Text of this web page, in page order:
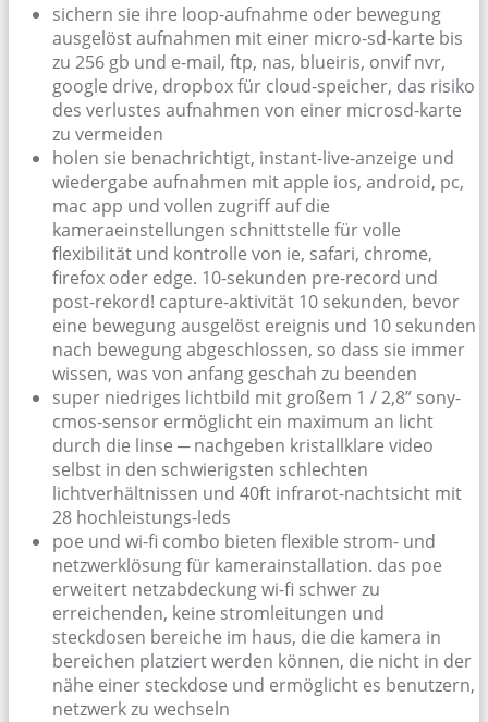
sichern sie ihre loop-aufnahme oder bewegung
ausgelöst aufnahmen mit einer micro-sd-karte bis
zu 256 gb und e-mail, ftp, nas, blueiris, onvif nvr,
google drive, dropbox für cloud-speicher, das risiko
des verlustes aufnahmen von einer microsd-karte
zu vermeiden
holen sie benachrichtigt, instant-live-anzeige und
wiedergabe aufnahmen mit apple ios, android, pc,
mac app und vollen zugriff auf die
kameraeinstellungen schnittstelle für volle
flexibilität und kontrolle von ie, safari, chrome,
firefox oder edge. 10-sekunden pre-record und
post-rekord! capture-aktivität 10 sekunden, bevor
eine bewegung ausgelöst ereignis und 10 sekunden
nach bewegung abgeschlossen, so dass sie immer
wissen, was von anfang geschah zu beenden
super niedriges lichtbild mit großem 1 / 2,8” sony-
cmos-sensor ermöglicht ein maximum an licht
durch die linse ─ nachgeben kristallklare video
selbst in den schwierigsten schlechten
lichtverhältnissen und 40ft infrarot-nachtsicht mit
28 hochleistungs-leds
poe und wi-fi combo bieten flexible strom- und
netzwerklösung für kamerainstallation. das poe
erweitert netzabdeckung wi-fi schwer zu
erreichenden, keine stromleitungen und
steckdosen bereiche im haus, die die kamera in
bereichen platziert werden können, die nicht in der
nähe einer steckdose und ermöglicht es benutzern,
netzwerk zu wechseln